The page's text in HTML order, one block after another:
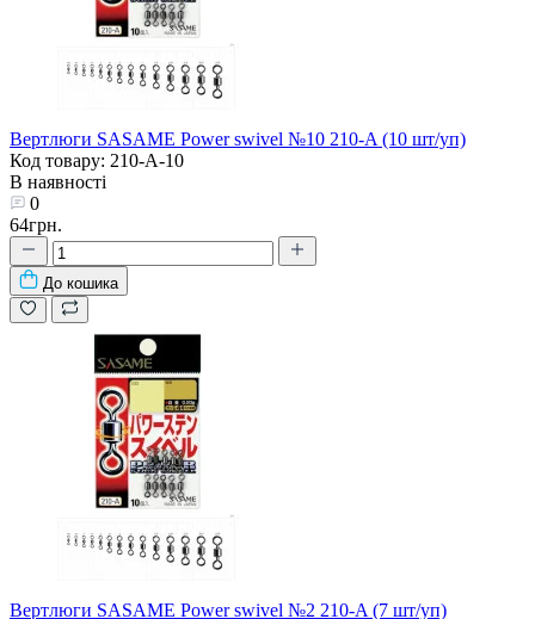
Вертлюги SASAME Power swivel №10 210-A (10 шт/уп)
Код товару: 210-A-10
В наявності
0
64грн.
До кошика
Вертлюги SASAME Power swivel №2 210-A (7 шт/уп)